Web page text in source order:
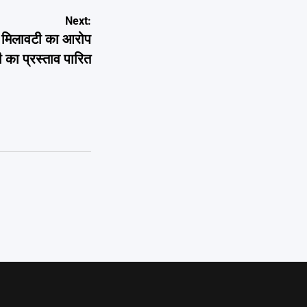
Next:
का आरोप
का प्रस्ताव पारित